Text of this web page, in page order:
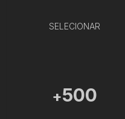
SELECIONAR
+500